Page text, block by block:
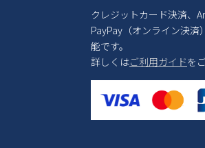
クレジットカード決済、
PayPay（オンライン決
能です。
詳しくはご利用ガイドを